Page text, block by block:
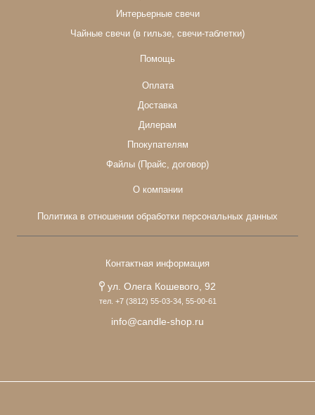
Интерьерные свечи
Чайные свечи (в гильзе, свечи-таблетки)
Помощь
Оплата
Доставка
Дилерам
Ппокупателям
Файлы (Прайс, договор)
О компании
Политика в отношении обработки персональных данных
Контактная информация
ул. Олега Кошевого, 92
тел. +7 (3812) 55-03-34, 55-00-61
info@candle-shop.ru